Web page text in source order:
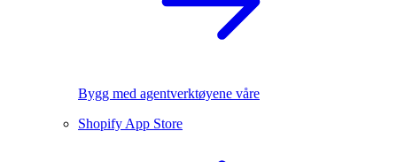
Bygg med agentverktøyene våre
Shopify App Store